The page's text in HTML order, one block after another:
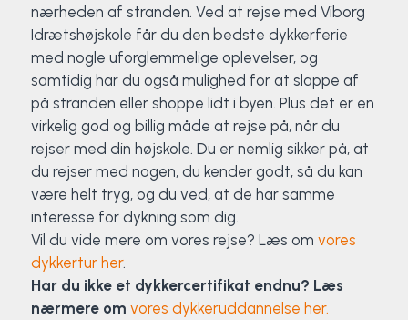
nærheden af stranden. Ved at rejse med Viborg
Idrætshøjskole får du den bedste dykkerferie
med nogle uforglemmelige oplevelser, og
samtidig har du også mulighed for at slappe af
på stranden eller shoppe lidt i byen. Plus det er en
virkelig god og billig måde at rejse på, når du
rejser med din højskole. Du er nemlig sikker på, at
du rejser med nogen, du kender godt, så du kan
være helt tryg, og du ved, at de har samme
interesse for dykning som dig.
Vil du vide mere om vores rejse? Læs om vores
dykkertur her.
Har du ikke et dykkercertifikat endnu? Læs
nærmere om vores dykkeruddannelse her.